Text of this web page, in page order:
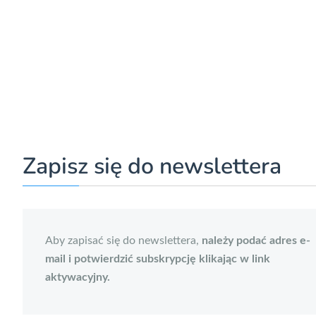
Zapisz się do newslettera
Aby zapisać się do newslettera, należy podać adres e-
mail i potwierdzić subskrypcję klikając w link
aktywacyjny.